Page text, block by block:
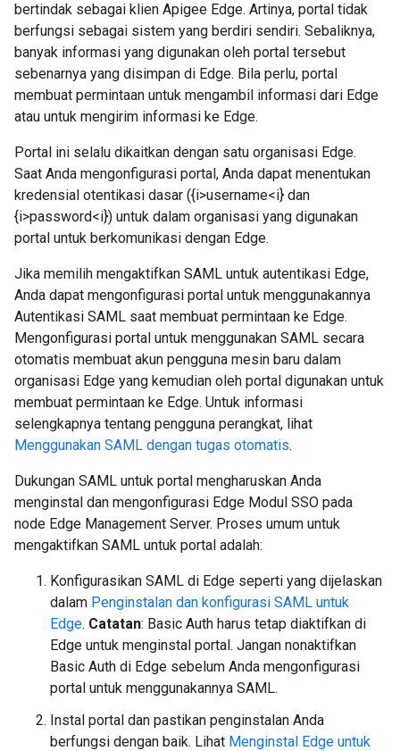
bertindak sebagai klien Apigee Edge. Artinya, portal tidak
berfungsi sebagai sistem yang berdiri sendiri. Sebaliknya,
banyak informasi yang digunakan oleh portal tersebut
sebenarnya yang disimpan di Edge. Bila perlu, portal
membuat permintaan untuk mengambil informasi dari Edge
atau untuk mengirim informasi ke Edge.
Portal ini selalu dikaitkan dengan satu organisasi Edge.
Saat Anda mengonfigurasi portal, Anda dapat menentukan
kredensial otentikasi dasar ({i>username<i} dan
{i>password<i}) untuk dalam organisasi yang digunakan
portal untuk berkomunikasi dengan Edge.
Jika memilih mengaktifkan SAML untuk autentikasi Edge,
Anda dapat mengonfigurasi portal untuk menggunakannya
Autentikasi SAML saat membuat permintaan ke Edge.
Mengonfigurasi portal untuk menggunakan SAML secara
otomatis membuat akun pengguna mesin baru dalam
organisasi Edge yang kemudian oleh portal digunakan untuk
membuat permintaan ke Edge. Untuk informasi
selengkapnya tentang pengguna perangkat, lihat
Menggunakan SAML dengan tugas otomatis.
Dukungan SAML untuk portal mengharuskan Anda
menginstal dan mengonfigurasi Edge Modul SSO pada
node Edge Management Server. Proses umum untuk
mengaktifkan SAML untuk portal adalah:
Konfigurasikan SAML di Edge seperti yang dijelaskan
dalam Penginstalan dan konfigurasi SAML untuk
Edge. Catatan: Basic Auth harus tetap diaktifkan di
Edge untuk menginstal portal. Jangan nonaktifkan
Basic Auth di Edge sebelum Anda mengonfigurasi
portal untuk menggunakannya SAML.
Instal portal dan pastikan penginstalan Anda
berfungsi dengan baik. Lihat Menginstal Edge untuk